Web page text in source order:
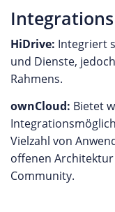
HiDrive: Integriert
und Dienste,
Rahmens.
ownCloud: Bietet
Vielzahl von
offenen
Community.